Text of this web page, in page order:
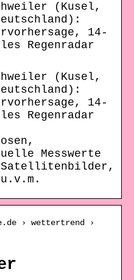
(Kusel,
14-
Regenradar
(Kusel,
14-
Regenradar
Messwerte
Satellitenbilder,
› wettertrend ›